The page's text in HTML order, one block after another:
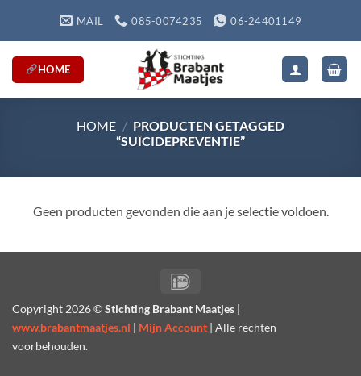
MAIL 085-0074235 06-24401149
HOME
HOME / PRODUCTEN GETAGGED
“SUÏCIDEPREVENTIE”
Geen producten gevonden die aan je selectie voldoen.
Copyright 2026 ©Stichting Brabant Maatjes |
www.brabantmaatjes.nl | Mijn Account | Alle rechten
voorbehouden.